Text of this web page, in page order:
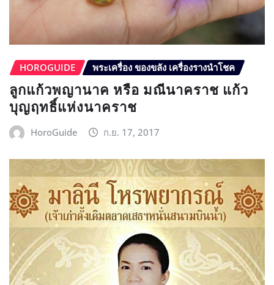
HOROGUIDE พระเครื่อง ของขลัง เครื่องรางนำโชค
ลูกแก้วพญานาค หรือ มณีนาคราช แก้ว
บุญฤทธิ์แห่งนาคราช
HoroGuide ก.ย. 17, 2017